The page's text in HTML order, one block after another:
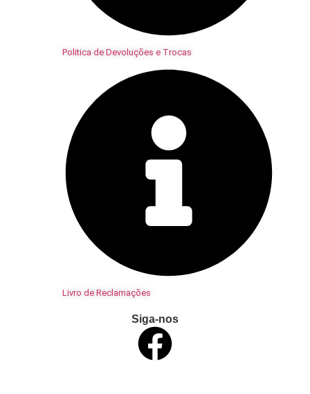
Politica de Devoluções e Trocas
Livro de Reclamações
Siga-nos